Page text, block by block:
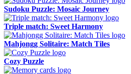
Sudoku Puzzle: Mosaic Journey
Triple match: Sweet Harmony
Mahjongg Solitaire: Match Tiles
Cozy Puzzle